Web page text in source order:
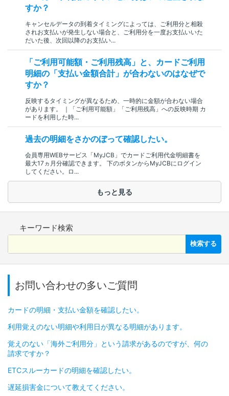
すか？
キャンセルデータの到着タイミングによっては、ご利用分と相殺
されお支払いが発生しない場合と、ご利用分を一度お支払いいた
だいた後、次回以降のお支払い...
「ご利用可能額・ご利用残高」と、カードご利用
明細の「支払い金額合計」が合わないのはなぜで
すか？
反映するタイミングが異なるため、一時的に金額が合わない場合
があります。 ｜「ご利用可能額」「ご利用残高」への反映時期 カ
ードを利用した時...
過去の明細をさかのぼって確認したい。
会員専用WEBサービス「MyJCB」でカードご利用代金明細書を
最大17ヵ月分確認できます。 下のボタンからMyJCBにログイン
してください。ロ...
もっと見る
キーワード検索
検索する
お問い合わせの多いご質問
カードの明細・支払い金額を確認したい。
利用覚えのない明細や利用日が異なる明細があります。
覚えのない「海外ご利用分」という請求があるのですが、何の
請求ですか？
ETCスルーカードの明細を確認したい。
遅延損害金について教えてください。